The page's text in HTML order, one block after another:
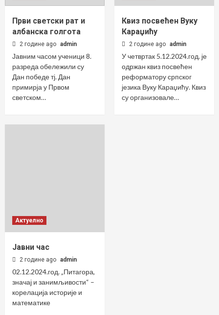
Први светски рат и
албанска голгота
2 године ago admin
Јавним часом ученици 8.
разреда обележили су
Дан победе тј. Дан
примирја у Првом
светском…
Квиз посвећен Вуку
Караџићу
2 године ago admin
У четвртак 5.12.2024.год. је
одржан квиз посвећен
реформатору српског
језика Вуку Караџићу. Квиз
су организовале…
Актуелно
Јавни час
2 године ago admin
02.12.2024.год. „Питагора,
значај и занимљивости“ –
корелација историје и
математике